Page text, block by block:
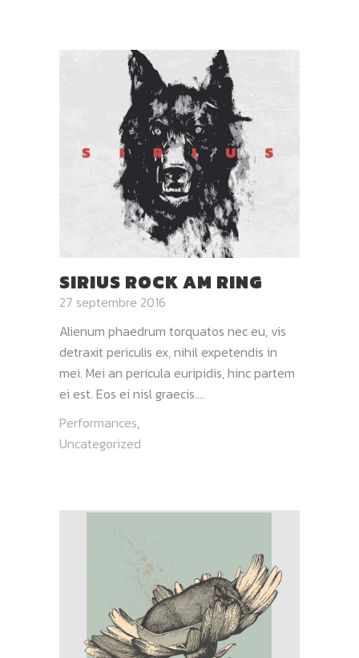
SIRIUS ROCK AM RING
27 septembre 2016
Alienum phaedrum torquatos nec eu, vis
detraxit periculis ex, nihil expetendis in
mei. Mei an pericula euripidis, hinc partem
ei est. Eos ei nisl graecis....
Performances,
Uncategorized